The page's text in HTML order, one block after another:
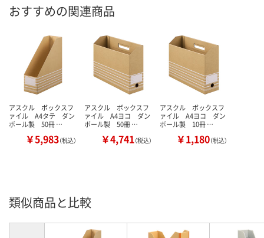
おすすめの関連商品
アスクル ボックスフ
ァイル A4タテ ダン
ボール製 50冊 …
￥5,983（税込）
アスクル ボックスフ
ァイル A4ヨコ ダン
ボール製 50冊 …
￥4,741（税込）
アスクル ボックスフ
ァイル A4ヨコ ダン
ボール製 10冊 …
￥1,180（税込）
類似商品と比較